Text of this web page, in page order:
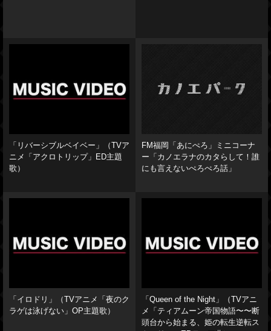
「リバーシブルベイベー」（TVア
ニメ「アクロトリップ」ED主題
歌）
FM福岡「あにぺろ」ミニコーナ
ー「カノエラナのカタらして！誰
にも言えないぺろぺろ話」
「イロドリ」（TVアニメ「夜のク
ラゲは泳げない」OP主題歌）
「Queen of the Night」（TVアニ
メ「ティアムーン帝国物語〜〜断
頭台から始まる、姫の転生逆転ス